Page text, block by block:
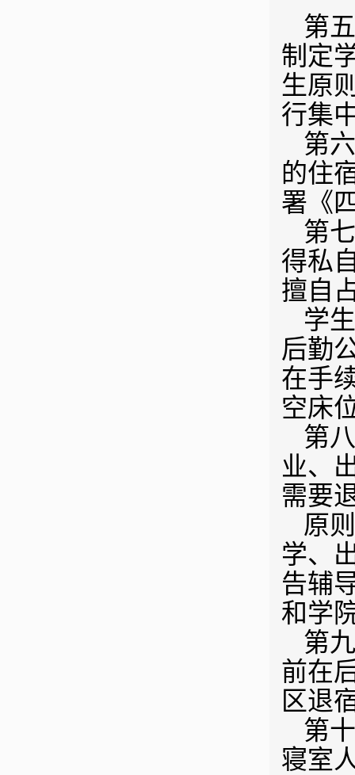
第
制定
生原
行集
第
的住
署《
第
得私
擅自
学
后勤
在手
空床
第
业、
需要
原
学、
告辅
和学
第
前在
区退
第
寝室